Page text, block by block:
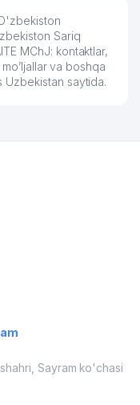
591 м
QK
Sariq
MChJ: kontaktlar,
va boshqa
Uzbekistan saytida.
Sayram ko'chasi